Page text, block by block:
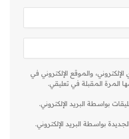
والموقع الإلكتروني في
المرة المقبلة في تعليقي.
بواسطة البريد الإلكتروني.
بواسطة البريد الإلكتروني.